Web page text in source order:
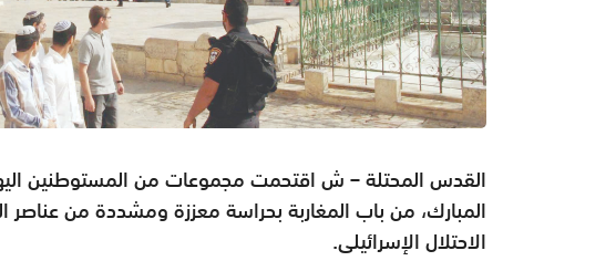
القدس المحتلة – ش اقتحمت مجموعات من المستوطنين
المبارك، من باب المغاربة بحراسة معززة ومشددة من عناصر
الاحتلال الإسرائيلى.